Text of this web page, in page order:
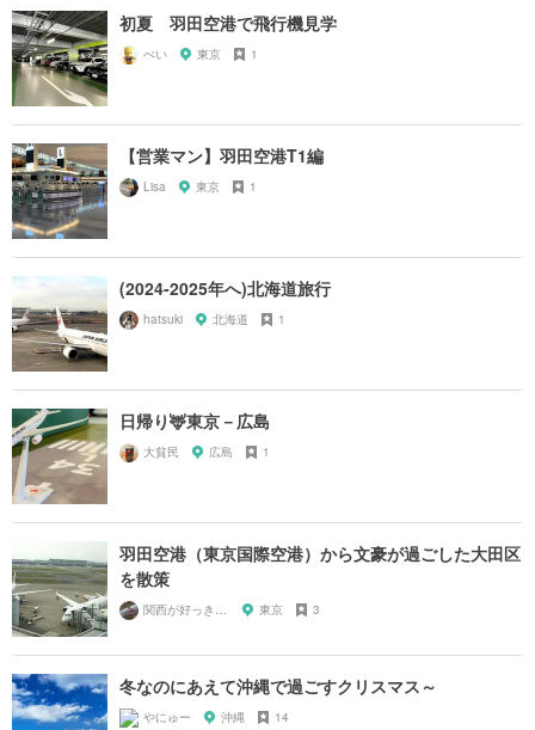
初夏 羽田空港で飛行機見学
ぺい 東京 1
【営業マン】羽田空港T1編
Lisa 東京 1
(2024-2025年へ)北海道旅行
hatsuki 北海道 1
日帰り🦌東京－広島
大貧民 広島 1
羽田空港（東京国際空港）から文豪が過ごした大田区
を散策
関西が好っきゃねん 東京 3
冬なのにあえて沖縄で過ごすクリスマス～
やにゅー 沖縄 14